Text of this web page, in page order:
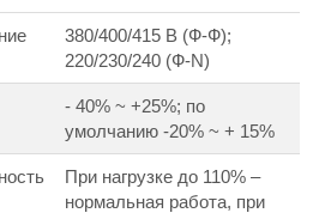
380/400/415 В (Ф-Ф);
220/230/240 (Ф-N)
- 40% ~ +25%; по
умолчанию -20% ~ + 15%
При нагрузке до 110% –
нормальная работа, при